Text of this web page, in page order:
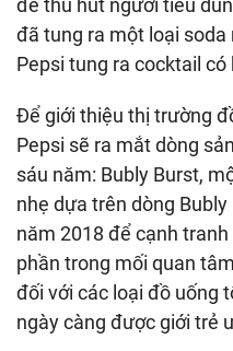
đã tung ra một loại
Pepsi tung ra cocktail
Để giới thiệu thị trường
Pepsi sẽ ra mắt dòng
sáu năm: Bubly Burst,
nhẹ dựa trên dòng
năm 2018 để cạnh
phần trong mối quan
đối với các loại đồ uống
ngày càng được giới trẻ